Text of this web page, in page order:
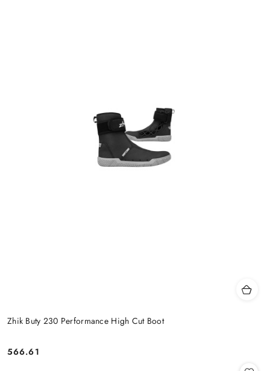
Zhik Buty 230 Performance High Cut Boot
Cena:
566.61